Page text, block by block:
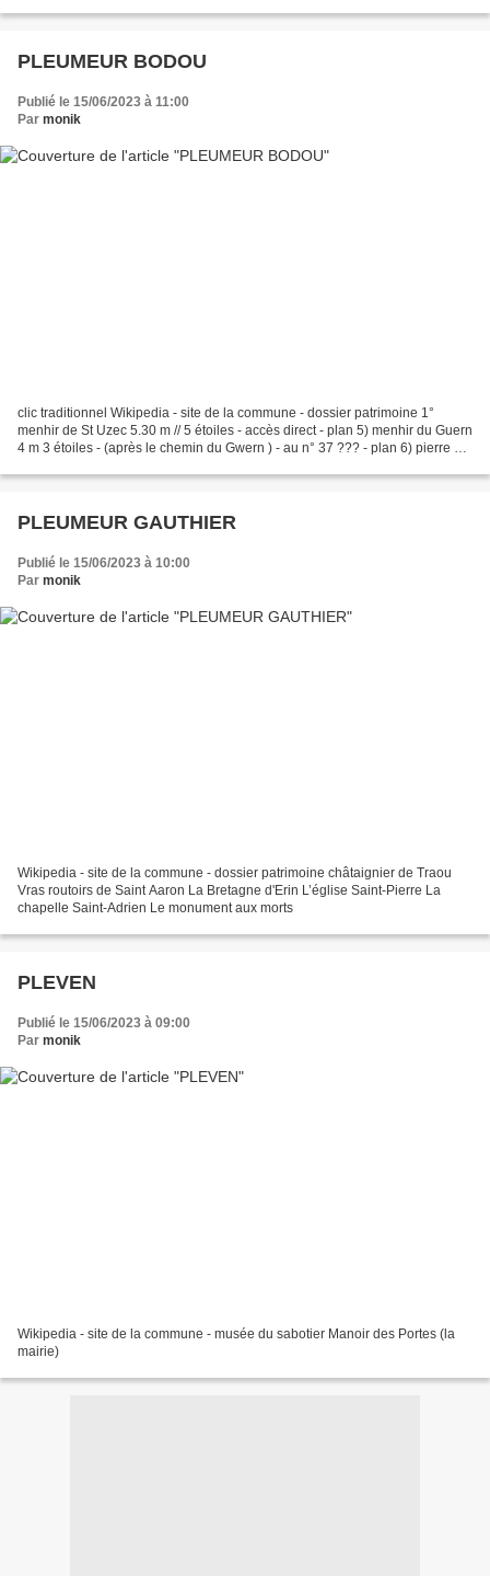
PLEUMEUR BODOU
Publié le 15/06/2023 à 11:00
Par monik
clic traditionnel Wikipedia - site de la commune - dossier patrimoine 1°
menhir de St Uzec 5.30 m // 5 étoiles - accès direct - plan 5) menhir du Guern
4 m 3 étoiles - (après le chemin du Gwern ) - au n° 37 ??? - plan 6) pierre de
PLEUMEUR GAUTHIER
Publié le 15/06/2023 à 10:00
Par monik
Wikipedia - site de la commune - dossier patrimoine châtaignier de Traou
Vras routoirs de Saint Aaron La Bretagne d'Erin L’église Saint-Pierre La
chapelle Saint-Adrien Le monument aux morts
PLEVEN
Publié le 15/06/2023 à 09:00
Par monik
Wikipedia - site de la commune - musée du sabotier Manoir des Portes (la
mairie)